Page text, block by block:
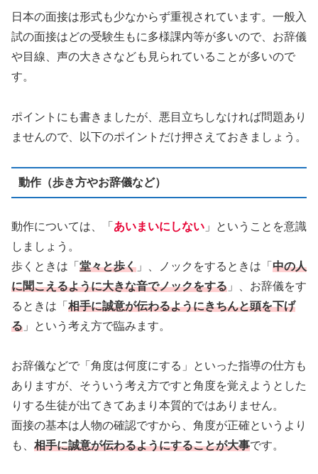
日本の面接は形式も少なからず重視されています。一般入
試の面接はどの受験生もに多様課内等が多いので、お辞儀
や目線、声の大きさなども見られていることが多いので
す。
ポイントにも書きましたが、悪目立ちしなければ問題あり
ませんので、以下のポイントだけ押さえておきましょう。
動作（歩き方やお辞儀など）
動作については、「 あいまいにしない 」ということを意識
しましょう。
歩くときは「 堂々と歩く 」、ノックをするときは「 中の人
に聞こえるように大きな音でノックをする 」、お辞儀をす
るときは「 相手に誠意が伝わるようにきちんと頭を下げ
る 」という考え方で臨みます。
お辞儀などで「角度は何度にする」といった指導の仕方も
ありますが、そういう考え方ですと角度を覚えようとした
りする生徒が出てきてあまり本質的ではありません。
面接の基本は人物の確認ですから、角度が正確というより
も、 相手に誠意が伝わるようにすることが大事です。